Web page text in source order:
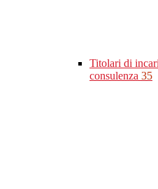
Titolari di
consulenza 35